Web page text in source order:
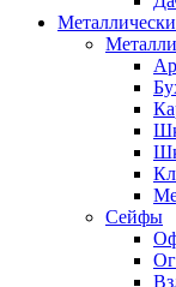
Сейфы